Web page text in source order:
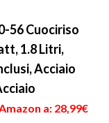
56 Cuociriso
1.8 Litri,
Acciaio
a: 28,99€